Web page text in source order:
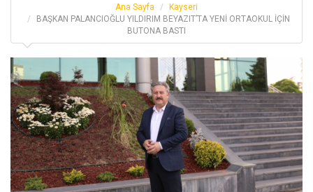
Ana Sayfa
Kayseri
BAŞKAN PALANCIOĞLU YILDIRIM BEYAZIT’TA YENİ ORTAOKUL İÇİN
BUTONA BASTI